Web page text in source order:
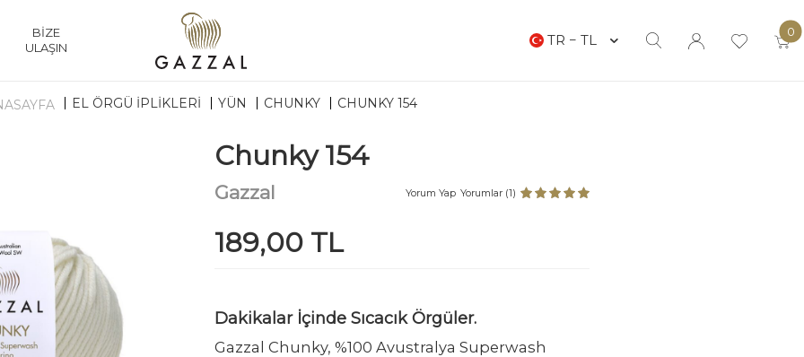
BİZE
ULAŞIN
TR − TL
0
EL ÖRGÜ İPLİKLERİ YÜN CHUNKY CHUNKY 154
Chunky 154
Gazzal Yorum Yap Yorumlar (1)
189,00 TL
Dakikalar İçinde Sıcacık Örgüler.
Gazzal Chunky, %100 Avustralya Superwash